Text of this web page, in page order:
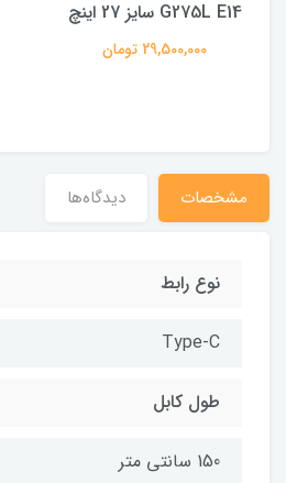
G275L E14 سایز 27 اینچ
29,500,000 تومان
مشخصات دیدگاه‌ها
نوع رابط
Type-C
طول کابل
150 سانتی متر